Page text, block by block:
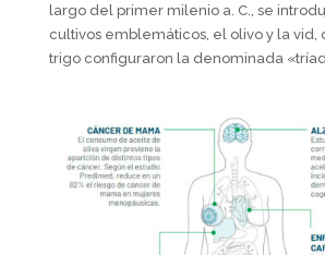
largo del primer milenio a. C., se
cultivos emblemáticos, el olivo y la vid,
trigo configuraron la denominada